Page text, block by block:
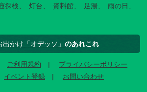
探検 灯台 資料館 足湯
雨の日
出かけ「オデッソ」 のあれこれ
ご利用規約
プライバシーポリシー
イベント登録 お問い合わせ